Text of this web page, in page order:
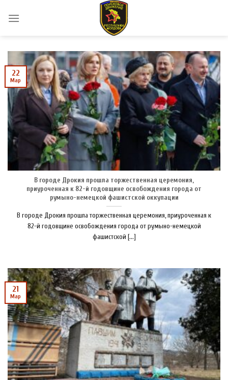
В городе Дрокия прошла торжественная церемония,
приуроченная к 82-й годовщине освобождения города от
румыно-немецкой фашистской оккупации
В городе Дрокия прошла торжественная церемония, приуроченная к
82-й годовщине освобождения города от румыно-немецкой
фашистской [...]
22
Мар
21
Мар